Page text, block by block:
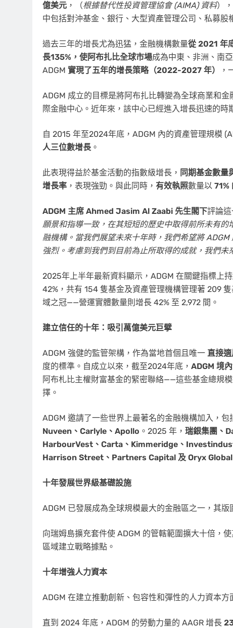
億美元 ，（根據替代性投資管理協會 (AIMA) 資料）
中包括對沖基金、銀行、大型資產管理公司、私募股
過去三年的增長尤為迅猛，金融機構數量從 2021 年
長135%，使阿布扎比全球市場成為中東、非洲、南
ADGM 實現了五年的增長策略（2022-2027 年） ，
ADGM 成立的目標是將阿布扎比轉變為全球商業和
際金融中心。近年來，該中心已經進入增長迅速的時
自 2015 年至2024年底，ADGM 內的資產管理規模
人三位數增長 。
此表現得益於基金活動的指數級增長， 同期基金數量
增長率 ，表現強勁。與此同時， 有效執照數量以 71%
ADGM 主席 Ahmed Jasim Al Zaabi 先生閣下評論這
願景和指導一致，在其短短的歷史中取得前所未有
融機構。當我們展望未來十年時，我們希望將
強烈。考慮到我們到目前為止所取得的成就，我們未
2025年上半年最新資料顯示，ADGM 在關鍵指標上
42%，共有 154 隻基金及資產管理機構管理著 209
域之冠——營運實體數量則增長 42% 至 2,972 間。
建立信任的十年：吸引萬億美元巨擘
ADGM 強健的監管架構，作為當地首個且唯一 直接
度的標準。自成立以來，截至2024年底， ADGM 境
阿布札比主權財富基金的緊密聯絡——這些基金總規
擇。
ADGM 邀請了一些世界上最著名的金融機構加入，包
Nuveen、Carlyle、Apollo 。2025 年， 瑞銀集團、
HarbourVest、Carta、Kimmeridge、
Harrison Street、Partners Capital 及 Oryx
十年發展世界級基礎設施
ADGM 已發展成為全球規模最大的金融區之一，其
向瑞姆島擴充套件使 ADGM 的管轄範圍擴大十倍，
區域建立戰略據點。
十年增強人力資本
ADGM 在建立推動創新、包容性和彈性的人力資本方
直到 2024 年底，ADGM 的勞動力量的 AAGR 增長